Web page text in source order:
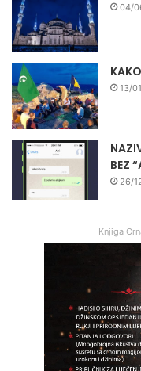
04/
13/
BEZ
26/
Knjiga